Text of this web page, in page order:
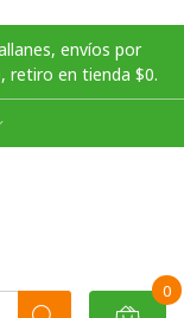
envíos por
retiro en tienda $0.
0